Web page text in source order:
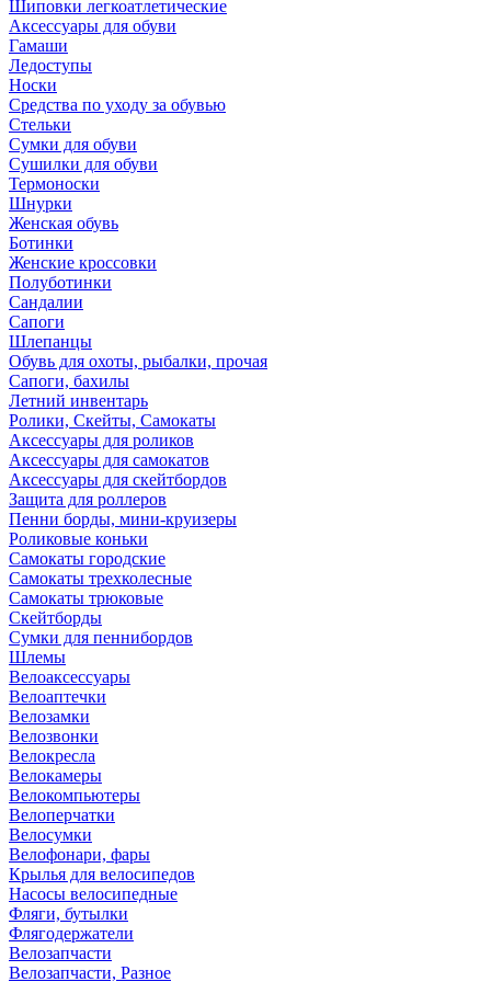
Шиповки легкоатлетические
Аксессуары для обуви
Гамаши
Ледоступы
Носки
Средства по уходу за обувью
Стельки
Сумки для обуви
Сушилки для обуви
Термоноски
Шнурки
Женская обувь
Ботинки
Женские кроссовки
Полуботинки
Сандалии
Сапоги
Шлепанцы
Обувь для охоты, рыбалки, прочая
Сапоги, бахилы
Летний инвентарь
Ролики, Скейты, Самокаты
Аксессуары для роликов
Аксессуары для самокатов
Аксессуары для скейтбордов
Защита для роллеров
Пенни борды, мини-круизеры
Роликовые коньки
Самокаты городские
Самокаты трехколесные
Самокаты трюковые
Скейтборды
Сумки для пеннибордов
Шлемы
Велоаксессуары
Велоаптечки
Велозамки
Велозвонки
Велокресла
Велокамеры
Велокомпьютеры
Велоперчатки
Велосумки
Велофонари, фары
Крылья для велосипедов
Насосы велосипедные
Фляги, бутылки
Флягодержатели
Велозапчасти
Велозапчасти, Разное